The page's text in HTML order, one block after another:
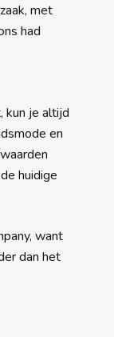
met
had
kun je altijd
en
huidige
want
dan het